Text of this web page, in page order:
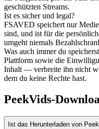
geschützten Streams.
Ist es sicher und legal?
FSAVED speichert nur
sind, und ist für die
umgeht niemals
Was auch immer du
Plattform sowie die
Inhalt — verbreite ihn nicht
dem du keine Rechte hast.
PeekVids-
Ist das Herunterladen von